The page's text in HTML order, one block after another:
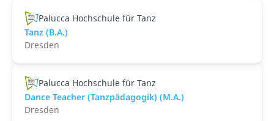
Palucca Hochschule für Tanz
Tanz (B.A.)
Dresden
Palucca Hochschule für Tanz
Dance Teacher (Tanzpädagogik) (M.A.)
Dresden